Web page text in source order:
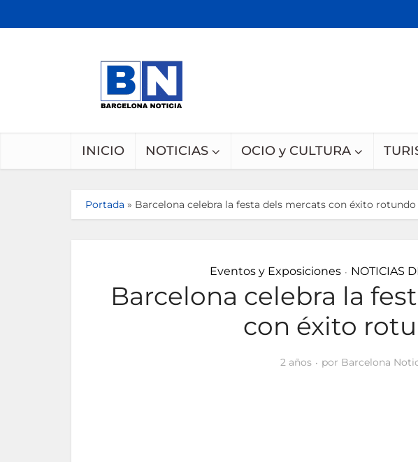
INICIO NOTICIAS OCIO y CULTURA
Portada » Barcelona celebra la festa dels mercats con éxito rotundo
Eventos y Exposiciones • NOTICIAS
Barcelona celebra la
con éxito
2 años por Barcelona